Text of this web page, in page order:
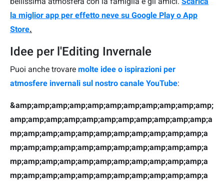
la miglior app per effetto neve su Google Play o App
Store.
Idee per l'Editing Invernale
Puoi anche trovare molte idee o ispirazioni per
atmosfere invernali sul nostro canale YouTube:
&amp;amp;amp;amp;amp;amp;amp;amp;amp;amp;amp;
amp;amp;amp;amp;amp;amp;amp;amp;amp;amp;amp;a
mp;amp;amp;amp;amp;amp;amp;amp;amp;amp;amp;a
mp;amp;amp;amp;amp;amp;amp;amp;amp;amp;amp;a
mp;amp;amp;amp;amp;amp;amp;amp;amp;amp;amp;a
mp;amp;amp;amp;amp;amp;amp;amp;amp;amp;amp;a